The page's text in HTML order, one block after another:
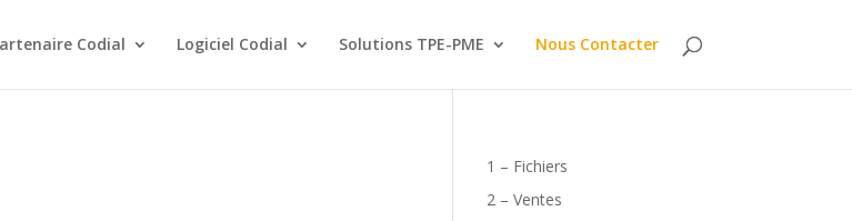
Codial Logiciel Codial Solutions TPE-PME Nous Contacter
1 – Fichiers
2 – Ventes